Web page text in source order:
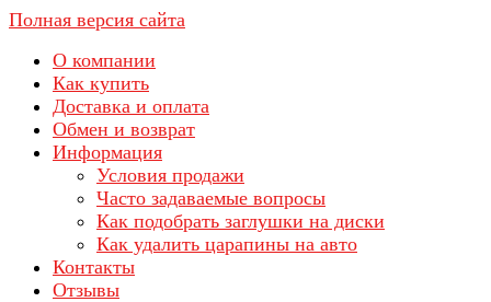
Полная версия сайта
О компании
Как купить
Доставка и оплата
Обмен и возврат
Информация
Условия продажи
Часто задаваемые вопросы
Как подобрать заглушки на диски
Как удалить царапины на авто
Контакты
Отзывы